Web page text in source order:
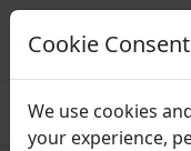
Prospre:
Essenspläne
Cookie Consent
We use cookies
your experience,